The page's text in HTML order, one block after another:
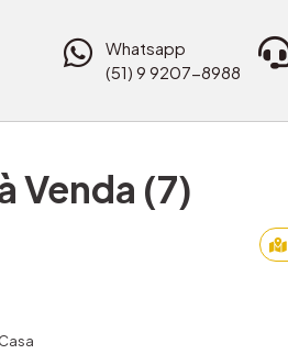
Whatsapp
(51) 9 9207-8988
Venda (7)
Casa